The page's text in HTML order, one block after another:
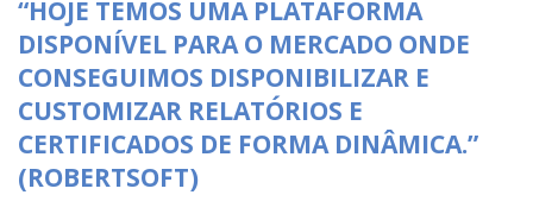
“HOJE TEMOS UMA PLATAFORMA
DISPONÍVEL PARA O MERCADO ONDE
CONSEGUIMOS DISPONIBILIZAR E
CUSTOMIZAR RELATÓRIOS E
CERTIFICADOS DE FORMA DINÂMICA.”
(ROBERTSOFT)